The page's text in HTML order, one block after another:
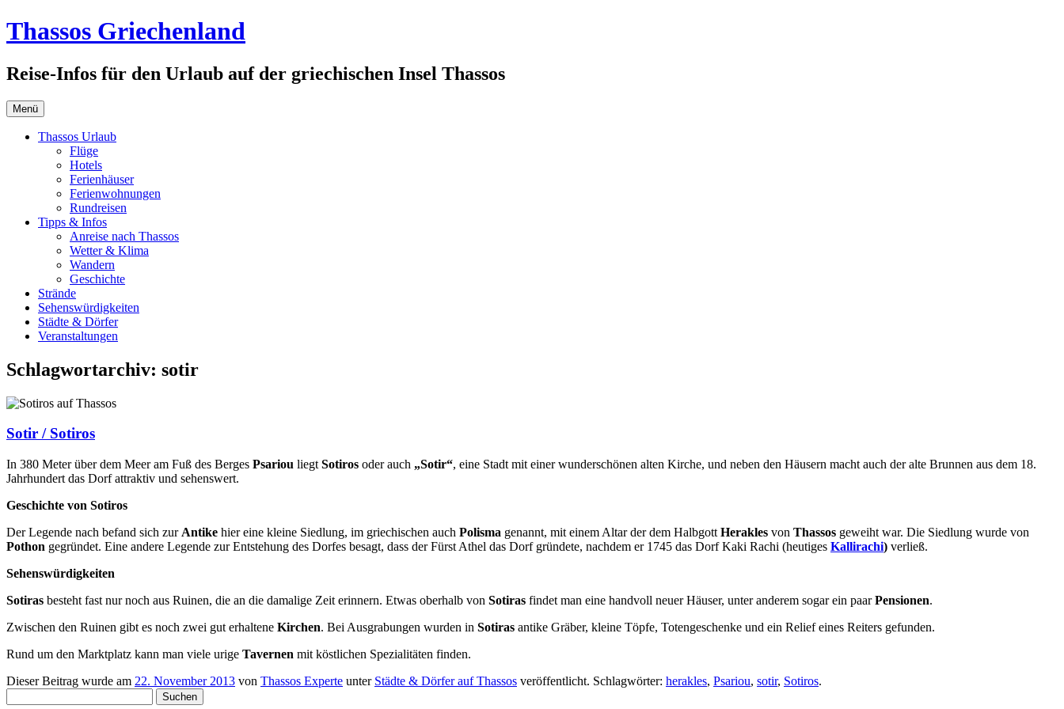
Zum
Inhalt
Thassos Griechenland
Reise-Infos für den Urlaub auf der griechischen Insel Thassos
Menü
Thassos Urlaub
Flüge
Hotels
Ferienhäuser
Ferienwohnungen
Rundreisen
Tipps & Infos
Anreise nach Thassos
Wetter & Klima
Wandern
Geschichte
Strände
Sehenswürdigkeiten
Städte & Dörfer
Veranstaltungen
Schlagwortarchiv: sotir
Sotir / Sotiros
In 380 Meter über dem Meer am Fuß des Berges Psariou liegt Sotiros oder auch „Sotir“, eine Stadt mit einer wunderschönen alten Kirche, und neben den Häusern macht auch der alte Brunnen aus dem 18.
Jahrhundert das Dorf attraktiv und sehenswert.
Geschichte von Sotiros
Der Legende nach befand sich zur Antike hier eine kleine Siedlung, im griechischen auch Polisma genannt, mit einem Altar der dem Halbgott Herakles von Thassos geweiht war. Die Siedlung wurde von
Pothon gegründet. Eine andere Legende zur Entstehung des Dorfes besagt, dass der Fürst Athel das Dorf gründete, nachdem er 1745 das Dorf Kaki Rachi (heutiges Kallirachi) verließ.
Sehenswürdigkeiten
Sotiras besteht fast nur noch aus Ruinen, die an die damalige Zeit erinnern. Etwas oberhalb von Sotiras findet man eine handvoll neuer Häuser, unter anderem sogar ein paarPensionen.
Zwischen den Ruinen gibt es noch zwei gut erhaltene Kirchen. Bei Ausgrabungen wurden in Sotiras antike Gräber, kleine Töpfe, Totengeschenke und ein Relief eines Reiters gefunden.
Rund um den Marktplatz kann man viele urige Tavernen mit köstlichen Spezialitäten finden.
Dieser Beitrag wurde am 22. November 2013 von Thassos Experte unter Städte & Dörfer auf Thassos veröffentlicht. Schlagwörter: herakles, Psariou, sotir, Sotiros.